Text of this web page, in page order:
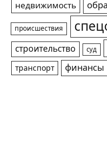
недвижимость
происшествия
строительство суд
транспорт финансы